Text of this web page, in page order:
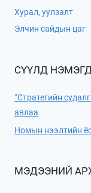
Хурал, уулзалт
Элчин сайдын цаг
СҮҮЛД
“Стратегийн
авлаа
Номын нээлтийн
МЭДЭЭНИЙ